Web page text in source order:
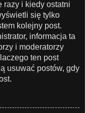
razy i kiedy ostatni
się tylko
kolejny post.
informacja ta
i moderatorzy
ten post
usuwać postów, gdy